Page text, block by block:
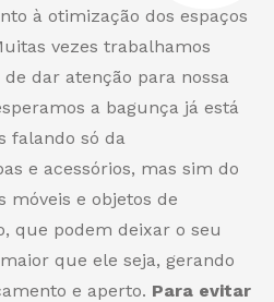
à otimização dos espaços
vezes trabalhamos
dar atenção para nossa
a bagunça já está
falando só da
e acessórios, mas sim do
móveis e objetos de
que podem deixar o seu
que ele seja, gerando
e aperto. Para evitar